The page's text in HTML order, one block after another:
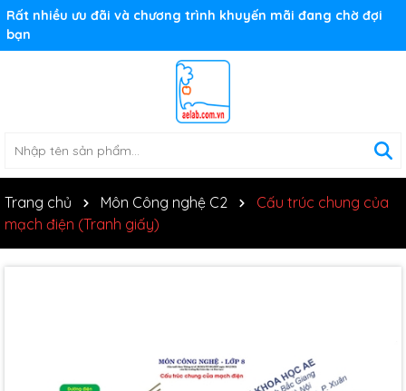
Rất nhiều ưu đãi và chương trình khuyến mãi đang chờ đợi
bạn
Trang chủ Môn Công nghệ C2
Cấu trúc chung của
mạch điện (Tranh giấy)